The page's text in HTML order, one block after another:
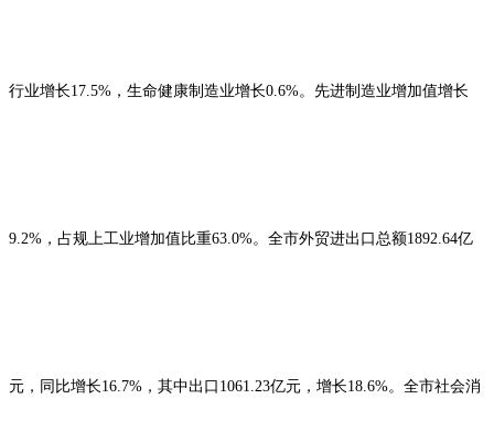
行业增长17.5%，生命健康制造业增长0.6%。先进制造业增加值增长
9.2%，占规上工业增加值比重63.0%。全市外贸进出口总额1892.64亿
元，同比增长16.7%，其中出口1061.23亿元，增长18.6%。全市社会消